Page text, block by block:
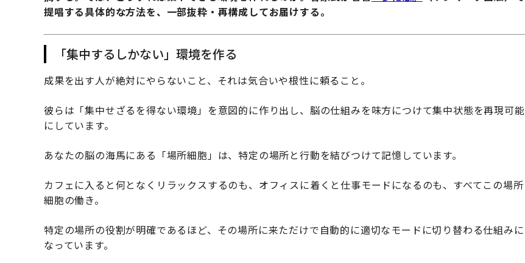
提唱する具体的な方法を、一部抜粋・再構成してお届けする。
「集中するしかない」環境を作る
成果を出す人が絶対にやらないこと、それは気合いや根性に頼ること。
彼らは「集中せざるを得ない環境」を意図的に作り出し、脳の仕組みを味方につけて集中状態を再現可能
にしています。
あなたの脳の海馬にある「場所細胞」は、特定の場所と行動を結びつけて記憶しています。
カフェに入ると何となくリラックスするのも、オフィスに着くと仕事モードになるのも、すべてこの場所
細胞の働き。
特定の場所の役割が明確であるほど、その場所に来ただけで自動的に適切なモードに切り替わる仕組みに
なっています。